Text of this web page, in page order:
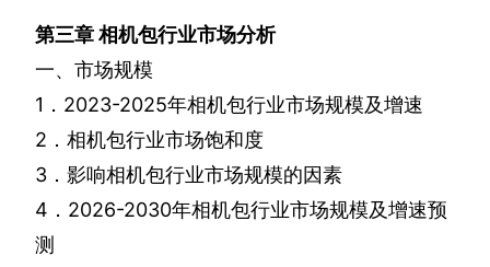
第三章相机包行业市场分析
一、市场规模
1 ． 2023-2025年相机包行业市场规模及增速
2 ．相机包行业市场饱和度
3 ．影响相机包行业市场规模的因素
4 ． 2026-2030年相机包行业市场规模及增速预
测